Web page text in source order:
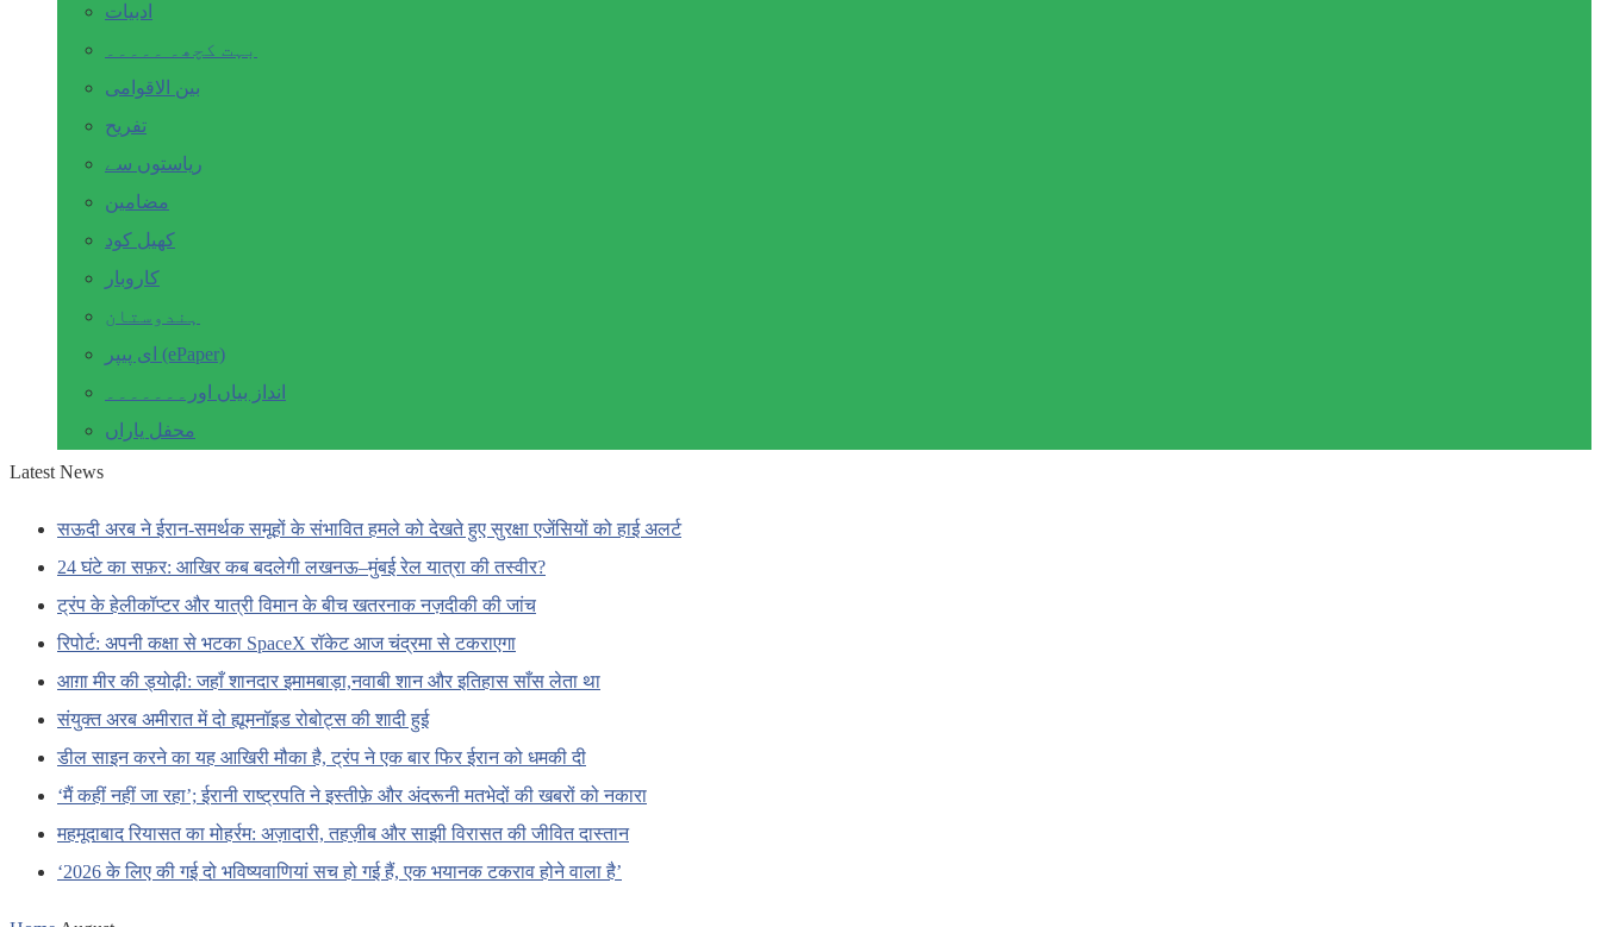
ادبیات
بہت کچھ۔ ۔۔۔۔۔
بین الاقوامی
تفریح
ریاستوں سے
مضامین
کھیل کود
کاروبار
ہندوستان
ای پیپر (ePaper)
انداز بیاں اور۔۔۔۔۔۔۔
محفل یاراں
Latest News
सऊदी अरब ने ईरान-समर्थक समूहों के संभावित हमले को देखते हुए सुरक्षा एजेंसियों को हाई अलर्ट
24 घंटे का सफ़र: आखिर कब बदलेगी लखनऊ–मुंबई रेल यात्रा की तस्वीर?
ट्रंप के हेलीकॉप्टर और यात्री विमान के बीच खतरनाक नज़दीकी की जांच
रिपोर्ट: अपनी कक्षा से भटका SpaceX रॉकेट आज चंद्रमा से टकराएगा
आग़ा मीर की ड्योढ़ी: जहाँ शानदार इमामबाड़ा,नवाबी शान और इतिहास साँस लेता था
संयुक्त अरब अमीरात में दो ह्यूमनॉइड रोबोट्स की शादी हुई
डील साइन करने का यह आखिरी मौका है, ट्रंप ने एक बार फिर ईरान को धमकी दी
‘मैं कहीं नहीं जा रहा’; ईरानी राष्ट्रपति ने इस्तीफ़े और अंदरूनी मतभेदों की खबरों को नकारा
महमूदाबाद रियासत का मोहर्रम: अज़ादारी, तहज़ीब और साझी विरासत की जीवित दास्तान
‘2026 के लिए की गई दो भविष्यवाणियां सच हो गई हैं, एक भयानक टकराव होने वाला है’